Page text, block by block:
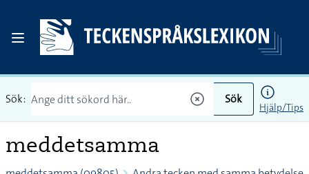
Sök: Sök
Hjälp/Tips
meddetsamma